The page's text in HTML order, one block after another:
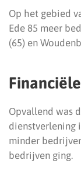
Op het gebied
Ede 85 meer
(65) en
Opvallend was
dienstverlening
minder
bedrijven ging.